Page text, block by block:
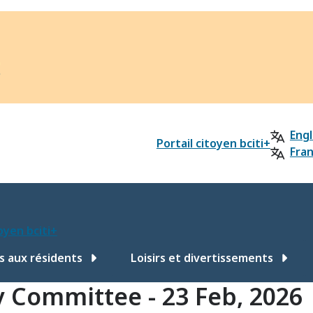
Portail citoyen bciti+
bciti+
aux résidents Loisirs et divertissements
- 23 Feb, 2026